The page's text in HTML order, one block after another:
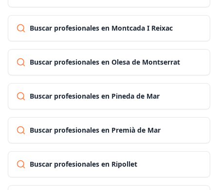
Buscar profesionales en Montcada I Reixac
Buscar profesionales en Olesa de Montserrat
Buscar profesionales en Pineda de Mar
Buscar profesionales en Premià de Mar
Buscar profesionales en Ripollet